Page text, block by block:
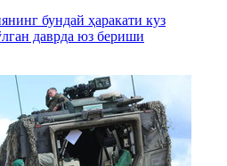
бундай ҳаракати куз
даврда юз бериши